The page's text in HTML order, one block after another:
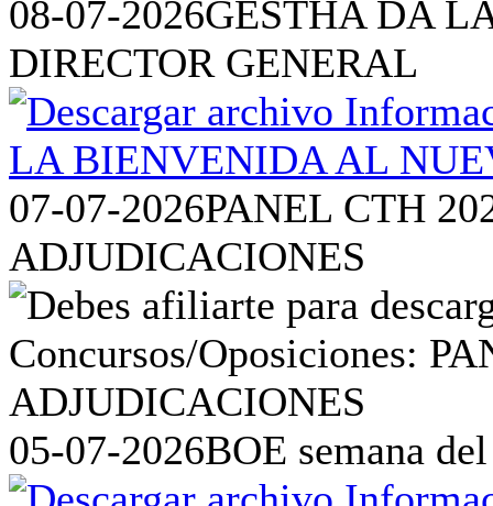
08-07-2026GESTHA DA
DIRECTOR GENERAL
07-07-2026PANEL CTH
ADJUDICACIONES
05-07-2026BOE semana